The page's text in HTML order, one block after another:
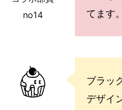
no14
てます。
ブラッ
デザイ